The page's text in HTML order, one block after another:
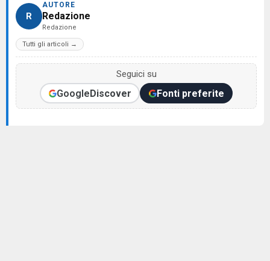
R
AUTORE
Redazione
Redazione
Tutti gli articoli →
Seguici su
GoogleDiscover Fonti preferite